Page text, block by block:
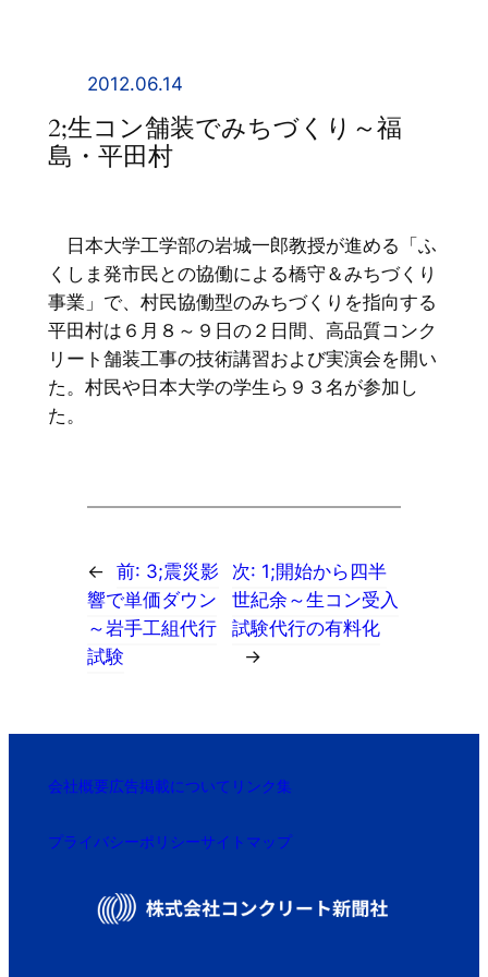
2012.06.14
2;生コン舗装でみちづくり～福
島・平田村
日本大学工学部の岩城一郎教授が進める「ふ
くしま発市民との協働による橋守＆みちづくり
事業」で、村民協働型のみちづくりを指向する
平田村は６月８～９日の２日間、高品質コンク
リート舗装工事の技術講習および実演会を開い
た。村民や日本大学の学生ら９３名が参加し
た。
← 前: 3;震災影
響で単価ダウン
～岩手工組代行
試験
次: 1;開始から四半
世紀余～生コン受入
試験代行の有料化
→
会社概要広告掲載について リンク集
プライバシーポリシーサイトマップ